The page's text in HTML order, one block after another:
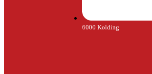
6000 Kolding